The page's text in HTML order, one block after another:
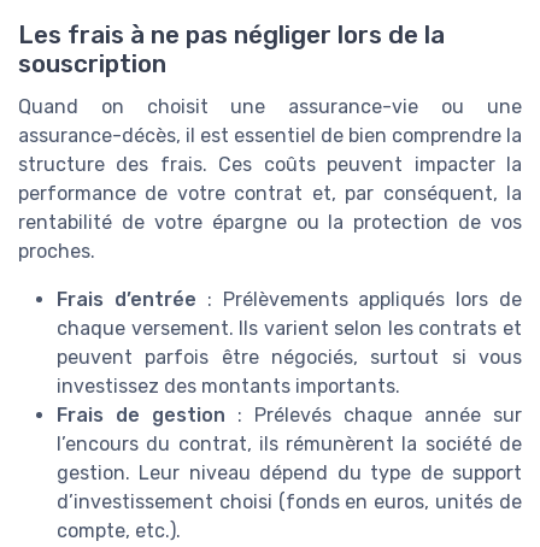
Les frais à ne pas négliger lors de la
souscription
Quand on choisit une assurance-vie ou une
assurance-décès, il est essentiel de bien comprendre la
structure des frais. Ces coûts peuvent impacter la
performance de votre contrat et, par conséquent, la
rentabilité de votre épargne ou la protection de vos
proches.
Frais d’entrée : Prélèvements appliqués lors de
chaque versement. Ils varient selon les contrats et
peuvent parfois être négociés, surtout si vous
investissez des montants importants.
Frais de gestion : Prélevés chaque année sur
l’encours du contrat, ils rémunèrent la société de
gestion. Leur niveau dépend du type de support
d’investissement choisi (fonds en euros, unités de
compte, etc.).